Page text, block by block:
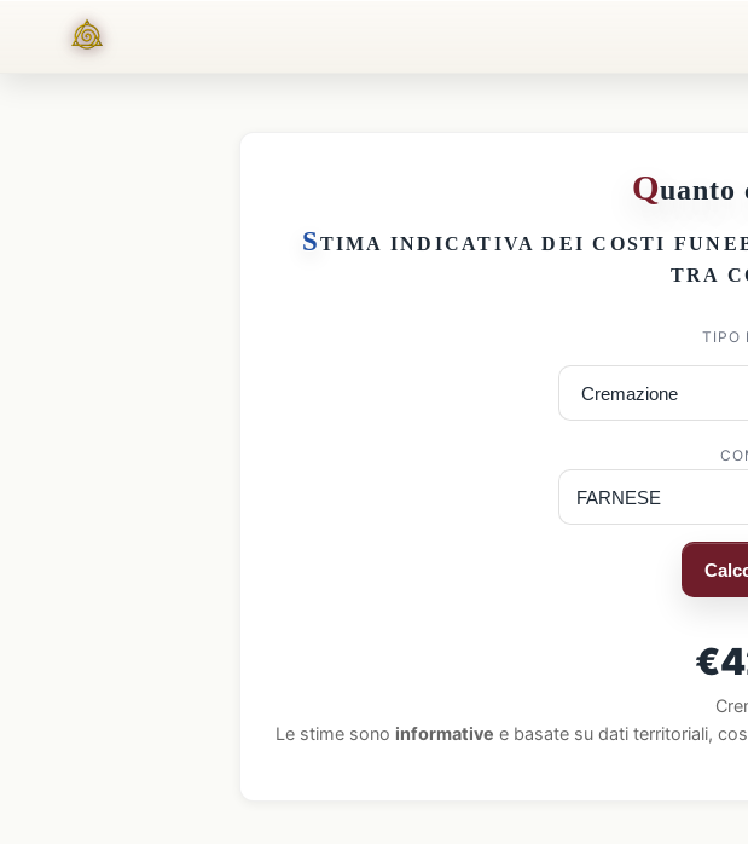
Quanto
STIMA INDICATIVA DEICOSTI
TRA
TIPO
Le stime sono informative e basate su dati territoriali,